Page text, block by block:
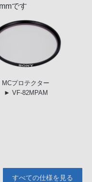
です
MCプロテクター
► VF-82MPAM
すべての仕様を見る